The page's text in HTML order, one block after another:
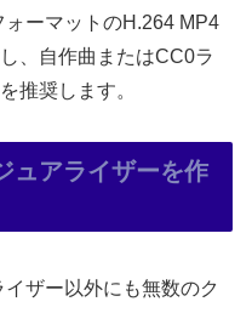
ォーマットのH.264 MP4
、自作曲またはCC0ラ
推奨します。
ュアライザーを作
ザー以外にも無数のク